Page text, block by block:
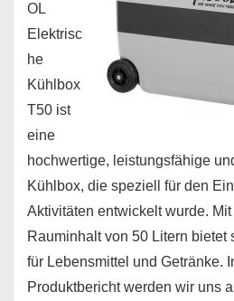
OL
Elektrisc
he
Kühlbox
T50 ist
eine
hochwertige, leistungsfähige
Kühlbox, die speziell für den
Aktivitäten entwickelt wurde.
Rauminhalt von 50 Litern bietet
für Lebensmittel und Getränke.
Produktbericht werden wir uns